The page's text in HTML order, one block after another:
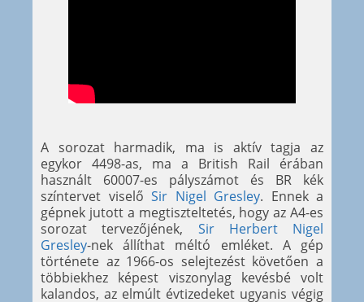
A sorozat harmadik, ma is aktív tagja az
egykor 4498-as, ma a British Rail érában
használt 60007-es pályszámot és BR kék
színtervet viselő Sir Nigel Gresley. Ennek a
gépnek jutott a megtiszteltetés, hogy az A4-es
sorozat tervezőjének, Sir Herbert Nigel
Gresley-nek állíthat méltó emléket. A gép
története az 1966-os selejtezést követően a
többiekhez képest viszonylag kevésbé volt
kalandos, az elmúlt évtizedeket ugyanis végig